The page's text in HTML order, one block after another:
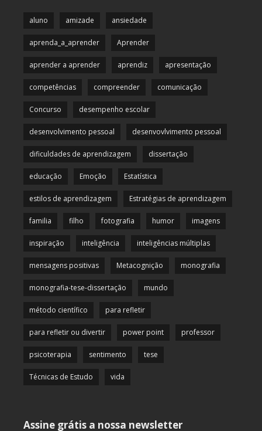
aluno amizade ansiedade
aprenda_a_aprender Aprender
aprender a aprender aprendiz apresentação
competências compreender comunicação
Concurso desempenho escolar
desenvolvimento pessoal desenvovlvimento pessoal
dificuldades de aprendizagem dissertação
educação Emoção Estatística
estilos de aprendizagem Estratégias de aprendizagem
familia filho fotografia humor imagens
inspiração inteligência inteligências múltiplas
mensagens positivas Metacognição monografia
monografia-tese-dissertação mundo
método científico para refletir
para refletir ou divertir power point professor
psicoterapia sentimento tese
Técnicas de Estudo vida
Assine grátis a nossa newsletter